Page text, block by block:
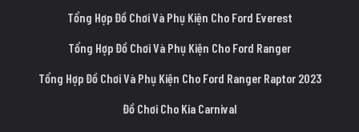
Tổng Hợp Đồ Chơi Và Phụ Kiện Cho Ford Everest
Tổng Hợp Đồ Chơi Và Phụ Kiện Cho Ford Ranger
Tổng Hợp Đồ Chơi Và Phụ Kiện Cho Ford Ranger Raptor 2023
Đồ Chơi Cho Kia Carnival